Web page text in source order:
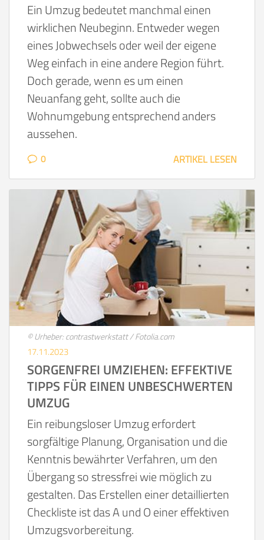
Ein Umzug bedeutet manchmal einen
wirklichen Neubeginn. Entweder wegen
eines Jobwechsels oder weil der eigene
Weg einfach in eine andere Region führt.
Doch gerade, wenn es um einen
Neuanfang geht, sollte auch die
Wohnumgebung entsprechend anders
aussehen.
ARTIKEL LESEN
0
© Urheber: contrastwerkstatt / Fotolia.com
17.11.2023
SORGENFREI UMZIEHEN: EFFEKTIVE
TIPPS FÜR EINEN UNBESCHWERTEN
UMZUG
Ein reibungsloser Umzug erfordert
sorgfältige Planung, Organisation und die
Kenntnis bewährter Verfahren, um den
Übergang so stressfrei wie möglich zu
gestalten. Das Erstellen einer detaillierten
Checkliste ist das A und O einer effektiven
Umzugsvorbereitung.